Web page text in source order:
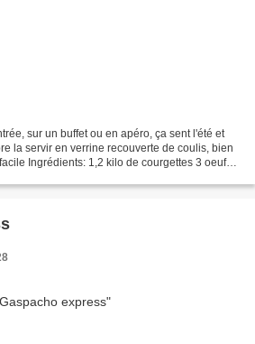
sur un buffet ou en apéro, ça sent l'été et
la servir en verrine recouverte de coulis, bien
Ingrédients: 1,2 kilo de courgettes 3 oeufs 1